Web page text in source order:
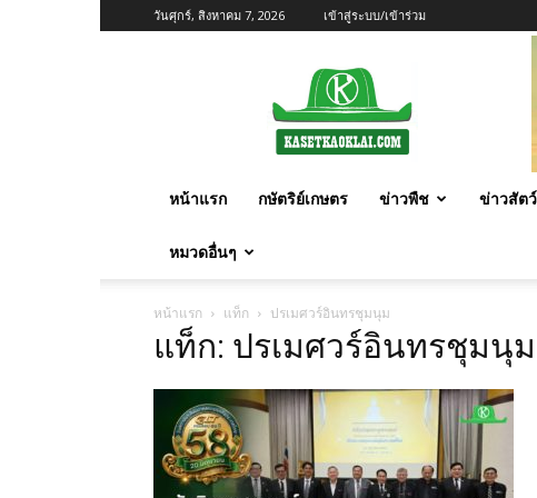
วันศุกร์, สิงหาคม 7, 2026 เข้าสู่ระบบ/เข้าร่วม
หน้าแรก กษัตริย์เกษตร ข่าวพืช ข่าวสัตว์
หมวดอื่นๆ
หน้าแรก แท็ก ปรเมศวร์อินทรชุมนุม
แท็ก: ปรเมศวร์อินทรชุมนุม